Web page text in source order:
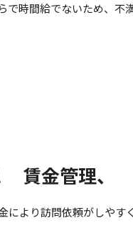
時間給でないため、不
金管理、
より訪問依頼がしやす